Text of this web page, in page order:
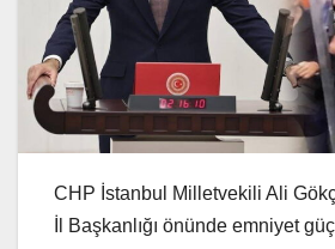
CHP İstanbul Milletvekili Ali
İl Başkanlığı önünde emniyet